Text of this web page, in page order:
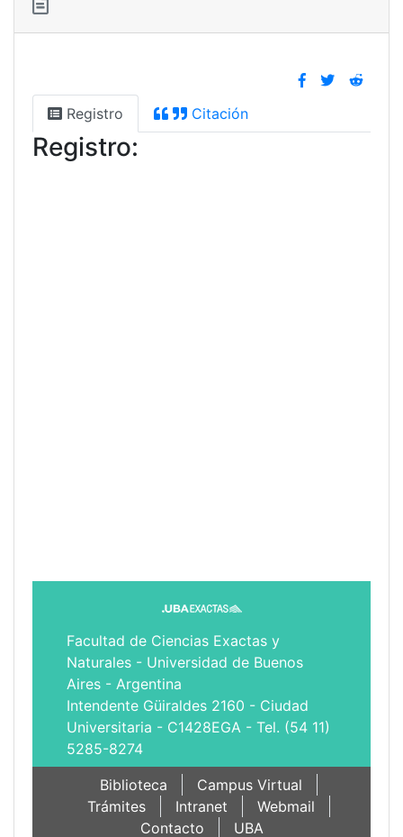
Registro Citación
Registro:
Facultad de Ciencias Exactas y
Naturales - Universidad de Buenos
Aires - Argentina
Intendente Güiraldes 2160 - Ciudad
Universitaria - C1428EGA - Tel. (54 11)
5285-8274
Biblioteca
Campus Virtual
Trámites
Intranet
Webmail
Contacto
UBA